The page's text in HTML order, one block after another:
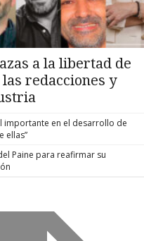
a la libertad de
redacciones y
importante en el desarrollo de
ellas”
Paine para reafirmar su